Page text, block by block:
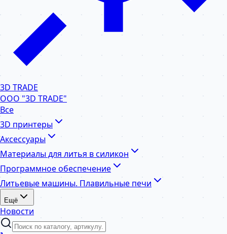
3D TRADE
ООО "3D TRADE"
Все
3D принтеры
Аксессуары
Материалы для литья в силикон
Программное обеспечение
Литьевые машины. Плавильные печи
Ещё
Новости